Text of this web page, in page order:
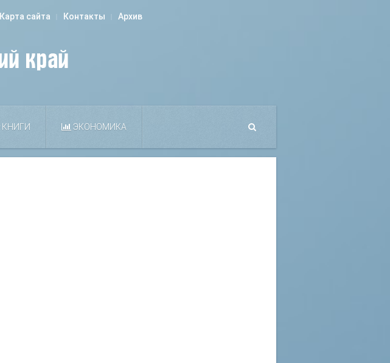
Карта сайта Контакты Архив
КНИГИ ЭКОНОМИКА